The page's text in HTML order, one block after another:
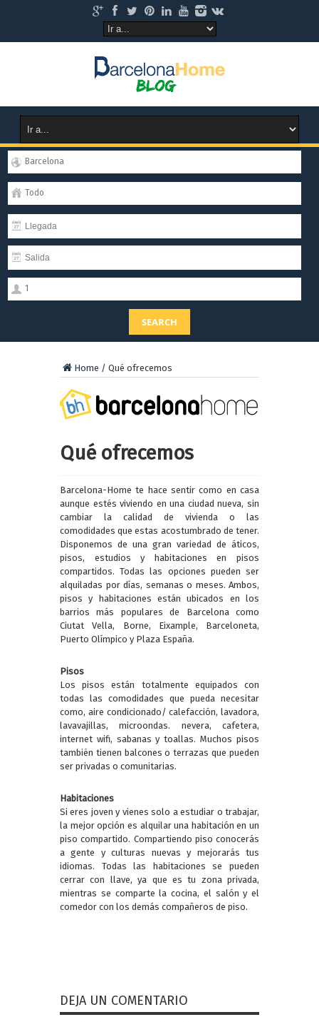
Barcelona
Todo
1
SEARCH
Home / Qué ofrecemos
Qué ofrecemos
Barcelona-Home te hace sentir como en casa
aunque estés viviendo en una ciudad nueva, sin
cambiar la calidad de vivienda o las
comodidades que estas acostumbrado de tener.
Disponemos de una gran variedad de áticos,
pisos, estudios y habitaciones en pisos
compartidos. Todas las opciones pueden ser
alquiladas por días, semanas o meses. Ambos,
pisos y habitaciones están ubicados en los
barrios más populares de Barcelona como
Ciutat Vella, Borne, Eixample, Barceloneta,
Puerto Olímpico y Plaza España.
Pisos
Los pisos están totalmente equipados con
todas las comodidades que pueda necesitar
como, aire condicionado/ calefacción, lavadora,
lavavajillas, microondas. nevera, cafetera,
internet wifi, sabanas y toallas. Muchos pisos
también tienen balcones o terrazas que pueden
ser privadas o comunitarias.
Habitaciones
Si eres joven y vienes solo a estudiar o trabajar,
la mejor opción es alquilar una habitación en un
piso compartido. Compartiendo piso conocerás
a gente y culturas nuevas y mejorarás tus
idiomas. Todas las habitaciones se pueden
cerrar con llave, ya que es tu zona privada,
mientras se comparte la cocina, el salón y el
comedor con los demás compañeros de piso.
DEJA UN COMENTARIO